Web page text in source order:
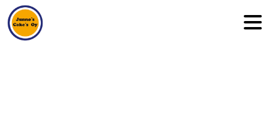
Hyppää sisältöön